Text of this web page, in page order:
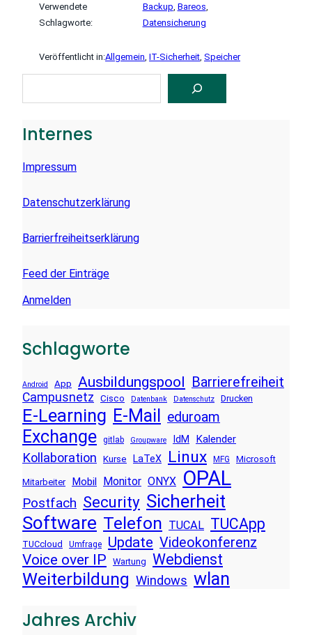
Verwendete
Schlagworte:
Backup Bareos
Datensicherung
Veröffentlicht in:Allgemein IT-Sicherheit Speicher
S
C
Internes
Impressum
Datenschutzerklärung
Barrierfreiheitserklärung
Feed der Einträge
Anmelden
Schlagworte
Android App Ausbildungspool Barrierefreiheit
Campusnetz Cisco Datenbank Datenschutz Drucken
E-Learning E-Mail eduroam
Exchange gitlab Groupware IdM Kalender
Kollaboration Kurse LaTeX Linux MFG Microsoft
Mitarbeiter Mobil Monitor ONYX OPAL
Postfach Security Sicherheit
Software Telefon TUCAL TUCApp
TUCcloud Umfrage Update Videokonferenz
Voice over IP Wartung Webdienst
Weiterbildung Windows wlan
Jahres Archiv